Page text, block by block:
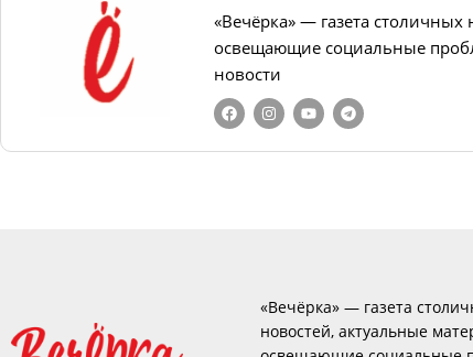
«Вечёрка» — газета
освещающие социальные
новости
«Вечёрка» — газета
новостей, актуальные